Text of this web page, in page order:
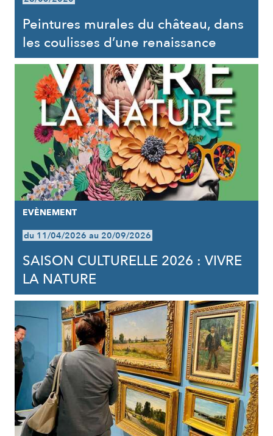
Peintures murales du château, dans
les coulisses d’une renaissance
EVÈNEMENT
du 11/04/2026 au 20/09/2026
SAISON CULTURELLE 2026 : VIVRE
LA NATURE